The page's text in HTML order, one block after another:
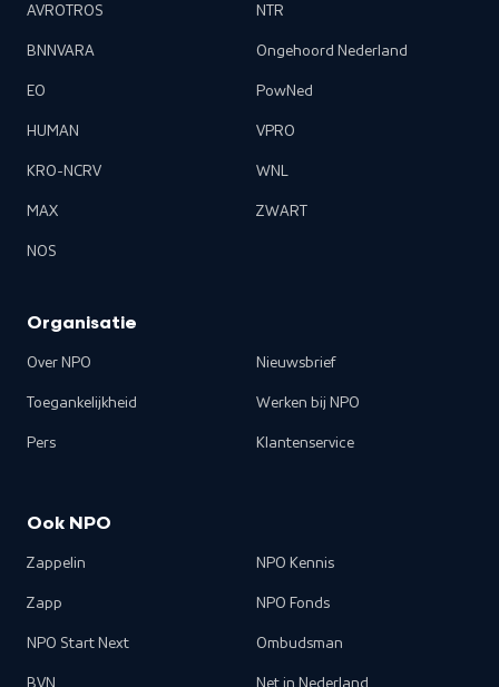
AVROTROS
BNNVARA
EO
HUMAN
KRO-NCRV
MAX
NOS
NTR
Ongehoord Nederland
PowNed
VPRO
WNL
ZWART
Organisatie
Over NPO
Toegankelijkheid
Pers
Nieuwsbrief
Werken bij NPO
Klantenservice
Ook NPO
Zappelin
Zapp
NPO Start Next
BVN
NPO Kennis
NPO Fonds
Ombudsman
Net in Nederland